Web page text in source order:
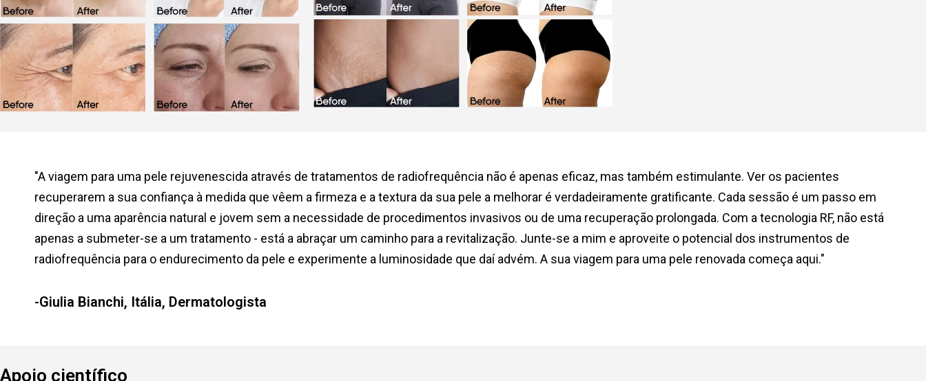
"A viagem para uma pele rejuvenescida através de tratamentos de radiofrequência não é apenas eficaz, mas também estimulante. Ver os pacientes
recuperarem a sua confiança à medida que vêem a firmeza e a textura da sua pele a melhorar é verdadeiramente gratificante. Cada sessão é um passo em
direção a uma aparência natural e jovem sem a necessidade de procedimentos invasivos ou de uma recuperação prolongada. Com a tecnologia RF, não está
apenas a submeter-se a um tratamento - está a abraçar um caminho para a revitalização. Junte-se a mim e aproveite o potencial dos instrumentos de
radiofrequência para o endurecimento da pele e experimente a luminosidade que daí advém. A sua viagem para uma pele renovada começa aqui."
-Giulia Bianchi, Itália, Dermatologista
Apoio científico